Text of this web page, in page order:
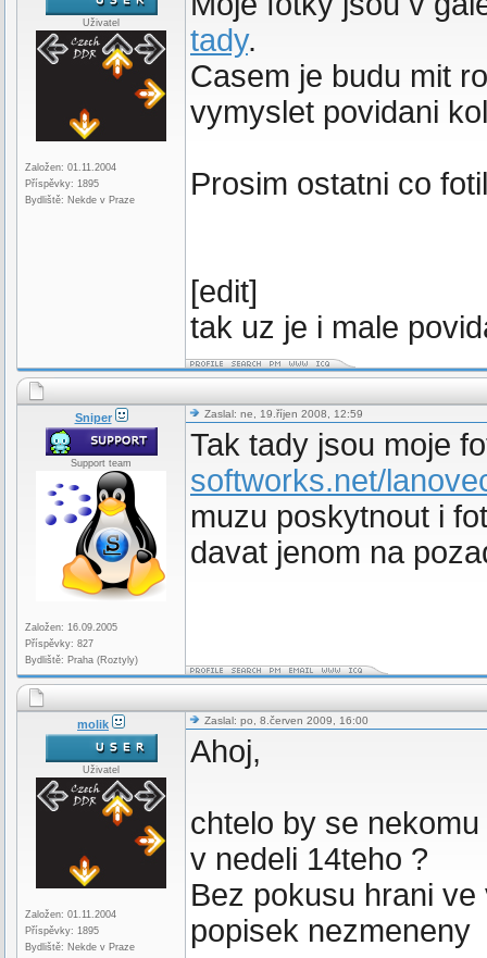
Uživatel
Založen: 01.11.2004
Příspěvky: 1895
Bydliště: Nekde v Praze
tady.
Casem je budu mit
vymyslet povidani
Prosim ostatni co
[edit]
tak uz je i male
Sniper
Support team
Založen: 16.09.2005
Příspěvky: 827
Bydliště: Praha (Roztyly)
Zaslal: ne, 19.říjen 2008, 12:59
Tak tady jsou moje
softworks.net/
muzu poskytnout i
davat jenom na
molik
Uživatel
Založen: 01.11.2004
Příspěvky: 1895
Bydliště: Nekde v Praze
Zaslal: po, 8.červen 2009, 16:00
Ahoj,
chtelo by se
v nedeli 14teho ?
Bez pokusu hrani
popisek nezmeneny